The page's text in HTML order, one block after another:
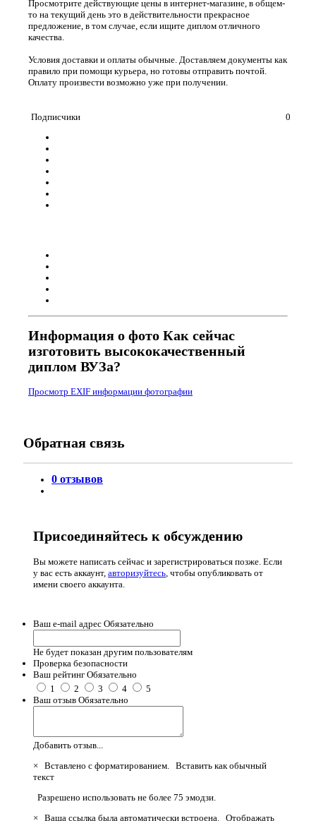
Просмотрите действующие цены в интернет-магазине, в общем-
то на текущий день это в действительности прекрасное
предложение, в том случае, если ищите диплом отличного
качества.
Условия доставки и оплаты обычные. Доставляем документы как
правило при помощи курьера, но готовы отправить почтой.
Оплату произвести возможно уже при получении.
Подписчики 0
Информация о фото Как сейчас
изготовить высококачественный
диплом ВУЗа?
Просмотр EXIF информации фотографии
Обратная связь
0 отзывов
Присоединяйтесь к обсуждению
Вы можете написать сейчас и зарегистрироваться позже. Если
у вас есть аккаунт, авторизуйтесь , чтобы опубликовать от
имени своего аккаунта.
Ваш e-mail адрес Обязательно
Не будет показан другим пользователям
Проверка безопасности
Ваш рейтинг Обязательно
1
2 3 4
5
Ваш отзыв Обязательно
Добавить отзыв...
× Вставлено с форматированием. Вставить как обычный
текст
Разрешено использовать не более 75 эмодзи.
× Ваша ссылка была автоматически встроена. Отображать